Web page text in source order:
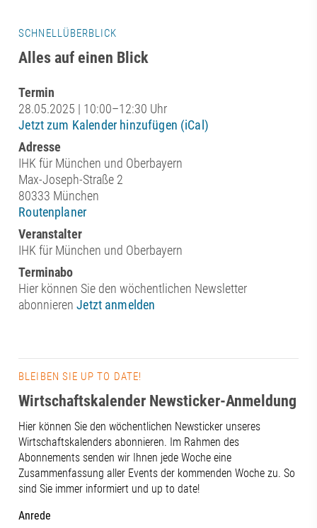
SCHNELLÜBERBLICK
Alles auf einen Blick
Termin
28.05.2025 | 10:00–12:30 Uhr
Jetzt zum Kalender hinzufügen (iCal)
Adresse
IHK für München und Oberbayern
Max-Joseph-Straße 2
80333 München
Routenplaner
Veranstalter
IHK für München und Oberbayern
Terminabo
Hier können Sie den wöchentlichen Newsletter
abonnierenJetzt anmelden
BLEIBEN SIE UP TO DATE!
Wirtschaftskalender Newsticker-Anmeldung
Hier können Sie den wöchentlichen Newsticker unseres
Wirtschaftskalenders abonnieren. Im Rahmen des
Abonnements senden wir Ihnen jede Woche eine
Zusammenfassung aller Events der kommenden Woche zu. So
sind Sie immer informiert und up to date!
Anrede